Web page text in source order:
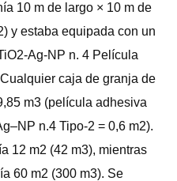
10 m de largo × 10 m de
y estaba equipada con un
Ag-NP n. 4 Película
caja de granja de
m3 (película adhesiva
n.4 Tipo-2 = 0,6 m2).
12 m2 (42 m3), mientras
60 m2 (300 m3). Se